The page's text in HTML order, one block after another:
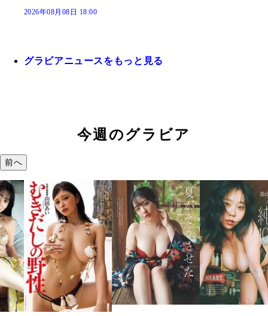
2026年08月08日 18:00
グラビアニュースをもっと見る
今週のグラビア
前へ
溝端 葵『も
つの、あおい
で。』
2026年08月09日